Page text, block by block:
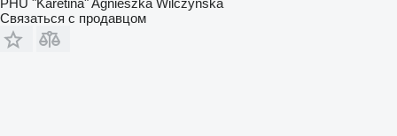
PHU "Karetina" Agnieszka Wilczyńska
Связаться с продавцом